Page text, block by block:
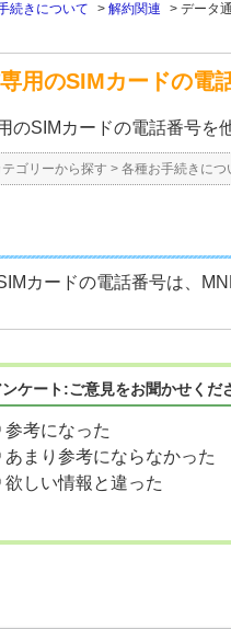
続きについて > 解約関連 > データ
用のSIMカードの電
のSIMカードの電話番号を
テゴリーから探す > 各種お手続きにつ
カードの電話番号は、
ンケート:ご意見をお聞かせくだ
参考になった
あまり参考にならなかった
欲しい情報と違った